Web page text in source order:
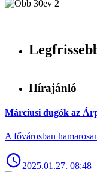
Hírajánló
Márciusi dugók az
A fővárosban
2025.01.27. 08:48